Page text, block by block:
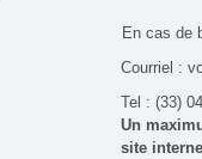
En cas de
Courriel :
Tel : (33)
Un
site